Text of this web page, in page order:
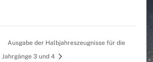
Ausgabe der Halbjahreszeugnisse für die
Jahrgänge 3 und 4